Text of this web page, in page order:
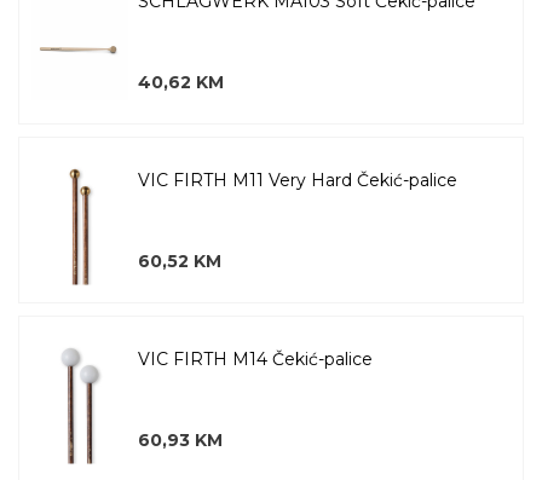
40,62 KM
VIC FIRTH M11 Very Hard Čekić-palice
60,52 KM
VIC FIRTH M14 Čekić-palice
60,93 KM